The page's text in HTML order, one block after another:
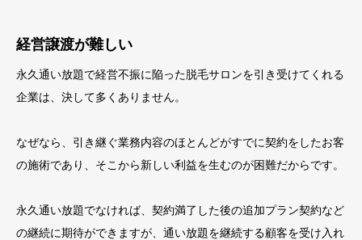
経営譲渡が難しい
永久通い放題で経営不振に陥った脱毛サロンを引き受けてくれる
企業は、決して多くありません。
なぜなら、引き継ぐ業務内容のほとんどがすでに契約をしたお客
の施術であり、そこから新しい利益を生むのが困難だからです。
永久通い放題でなければ、契約満了した後の追加プラン契約など
の継続に期待ができますが、通い放題を継続する顧客を受け入れ